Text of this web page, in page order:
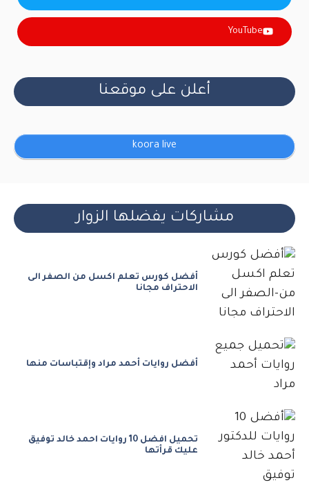
YouTube
أعلن على موقعنا
koora live
مشاركات يفضلها الزوار
أفضل كورس تعلم اكسل من الصفر الى
الاحتراف مجانا
أفضل روايات أحمد مراد وإقتباسات منها
تحميل افضل 10 روايات احمد خالد توفيق
عليك قرأتها